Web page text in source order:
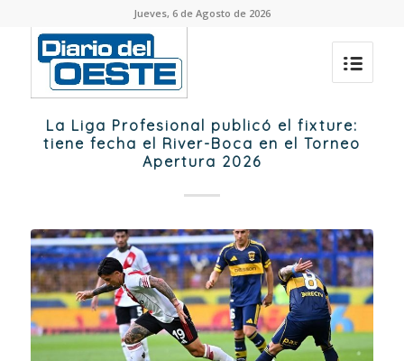
Jueves, 6 de Agosto de 2026
La Liga Profesional publicó el fixture:
tiene fecha el River-Boca en el Torneo
Apertura 2026